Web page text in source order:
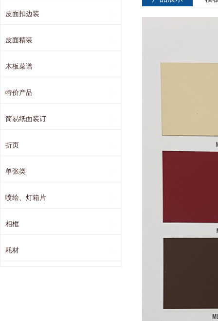
皮面扣边装
皮面精装
木板菜谱
特价产品
简易纸面装订
折页
单张类
喷绘、灯箱片
相框
耗材